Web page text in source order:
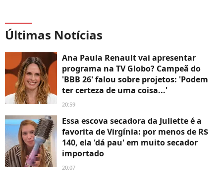
Últimas Notícias
Ana Paula Renault vai apresentar
programa na TV Globo? Campeã do
'BBB 26' falou sobre projetos: 'Podem
ter certeza de uma coisa...'
20:59
Essa escova secadora da Juliette é a
favorita de Virgínia: por menos de R$
140, ela 'dá pau' em muito secador
importado
20:07